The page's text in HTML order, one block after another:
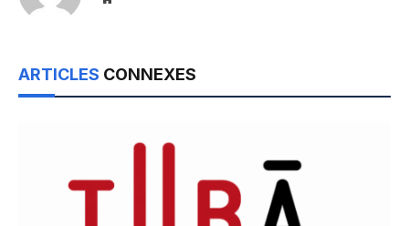
ARTICLES CONNEXES